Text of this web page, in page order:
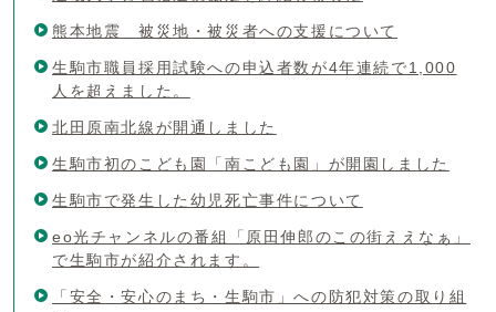
熊本地震 被災地・被災者への支援について
生駒市職員採用試験への申込者数が4年連続で1,000
人を超えました。
北田原南北線が開通しました
生駒市初のこども園「南こども園」が開園しました
生駒市で発生した幼児死亡事件について
eo光チャンネルの番組「原田伸郎のこの街ええなぁ」
で生駒市が紹介されます。
「安全・安心のまち・生駒市」への防犯対策の取り組